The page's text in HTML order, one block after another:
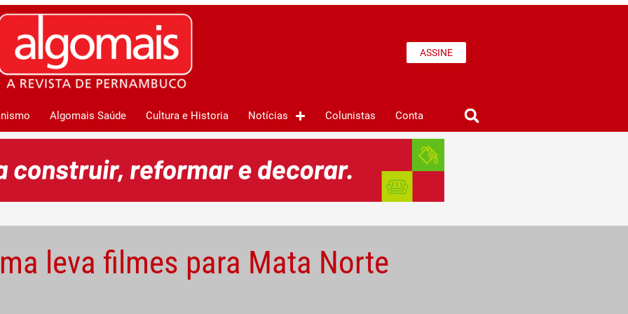
ASSINE
Algomais Saúde Cultura e Historia Notícias Colunistas Conta
leva filmes para Mata Norte